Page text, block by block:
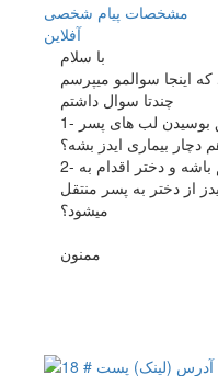
مشخصات پیام شخصی
آفلاين
با سلام
که اینجا سوالمو میپرسم
چندتا سوال داشتم
1- اگه دختری ایدز داشته باشه از طریق بوسیدن لب های پسر
دچار بیماری ایدز بشه؟
2- اگه دختری ایدز داشته باشه و پسر سالم باشه و دختر اقدام به
از دختر به پسر منتقل
میشود؟
ممنون